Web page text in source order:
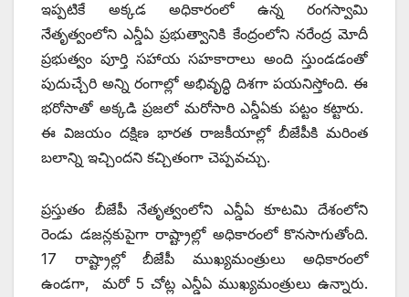
ఇప్పటికే అక్కడ అధికారంలో ఉన్న రంగస్వామి
నేతృత్వంలోని ఎన్డీఏ ప్రభుత్వానికి కేంద్రంలోని నరేంద్ర మోదీ
ప్రభుత్వం పూర్తి సహాయ సహకారాలు అంది స్తుండడంతో
పుదుచ్చేరి అన్ని రంగాల్లో అభివృద్ధి దిశగా పయనిస్తోంది. ఈ
భరోసాతో అక్కడి ప్రజలో మరోసారి ఎన్డీఏకు పట్టం కట్టారు.
ఈ విజయం దక్షిణ భారత రాజకీయాల్లో బీజేపీకి మరింత
బలాన్ని ఇచ్చిందని కచ్చితంగా చెప్పవచ్చు.
ప్రస్తుతం బీజేపీ నేతృత్వంలోని ఎన్డీఏ కూటమి దేశంలోని
రెండు డజన్లకుపైగా రాష్ట్రాల్లో అధికారంలో కొనసాగుతోంది.
17 రాష్ట్రాల్లో బీజేపీ ముఖ్యమంత్రులు అధికారంలో
ఉండగా, మరో 5 చోట్ల ఎన్డీఏ ముఖ్యమంత్రులు ఉన్నారు.